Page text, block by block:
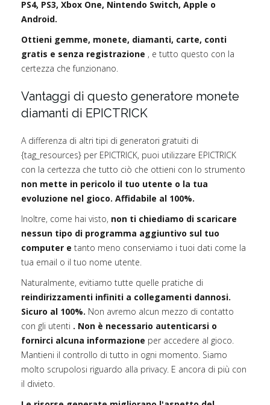
PS4, PS3, Xbox One, Nintendo Switch, Apple o
Android.
Ottieni gemme, monete, diamanti, carte, conti
gratis e senza registrazione , e tutto questo con la
certezza che funzionano.
Vantaggi di questo generatore monete
diamanti di EPICTRICK
A differenza di altri tipi di generatori gratuiti di
{tag_resources} per EPICTRICK, puoi utilizzare EPICTRICK
con la certezza che tutto ciò che ottieni con lo strumento
non mette in pericolo il tuo utente o la tua
evoluzione nel gioco. Affidabile al 100%.
Inoltre, come hai visto, non ti chiediamo di scaricare
nessun tipo di programma aggiuntivo sul tuo
computer e tanto meno conserviamo i tuoi dati come la
tua email o il tuo nome utente.
Naturalmente, evitiamo tutte quelle pratiche di
reindirizzamenti infiniti a collegamenti dannosi.
Sicuro al 100%. Non avremo alcun mezzo di contatto
con gli utenti . Non è necessario autenticarsi o
fornirci alcuna informazione per accedere al gioco.
Mantieni il controllo di tutto in ogni momento. Siamo
molto scrupolosi riguardo alla privacy. E ancora di più con
il divieto.